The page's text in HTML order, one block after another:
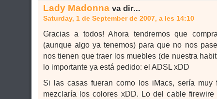
Lady Madonnava dir...
Saturday, 1 de September de 2007, a les 14:10
Gracias a todos! Ahora tendremos que
(aunque algo ya tenemos) para que no nos
nos tienen que traer los muebles (de nuestra
lo importante ya está pedido: el ADSL xDD
Si las casas fueran como los iMacs, sería
mezclaría los colores xDD. Lo del cable